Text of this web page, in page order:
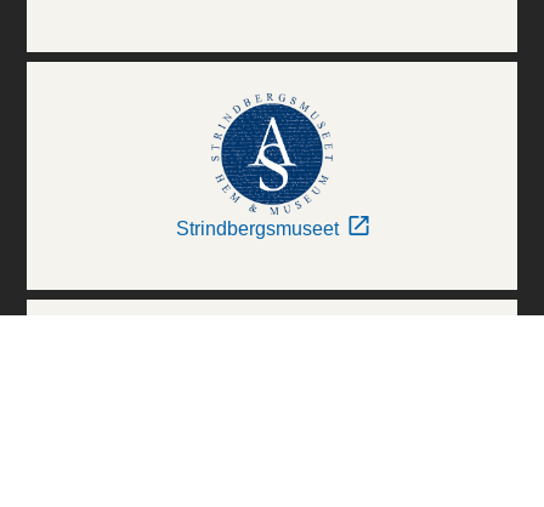
Strindbergsmuseet